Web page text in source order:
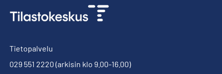
Tietopalvelu
029 551 2220 (arkisin klo 9.00-16.00)